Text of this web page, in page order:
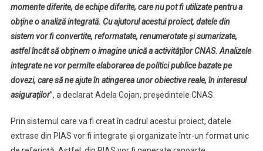
momente diferite, de echipe diferite, care nu pot fi utilizate pentru a
obține o analiză integrată. Cu ajutorul acestui proiect, datele din
sistem vor fi convertite, reformatate, renumerotate și sumarizate,
astfel încât să obținem o imagine unică a activităților CNAS. Analizele
integrate ne vor permite elaborarea de politici publice bazate pe
dovezi, care să ne ajute în atingerea unor obiective reale, în interesul
asiguraților”, a declarat Adela Cojan, președintele CNAS.
Prin sistemul care va fi creat în cadrul acestui proiect, datele
extrase din PIAS vor fi integrate și organizate într-un format unic